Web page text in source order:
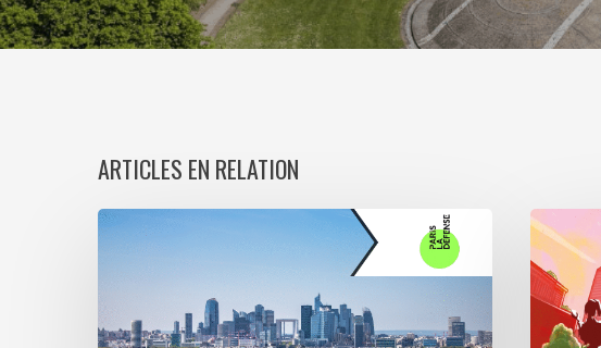
ARTICLES EN RELATION
Paris
La
une
Paris
La
Défense
lance